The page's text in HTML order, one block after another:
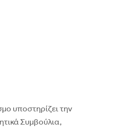
υποστηρίζει την
Συμβούλια,